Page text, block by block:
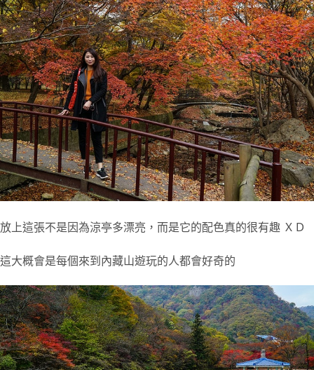
放上這張不是因為涼亭多漂亮，而是它的配色真的很有趣 ＸＤ
這大概會是每個來到內藏山遊玩的人都會好奇的